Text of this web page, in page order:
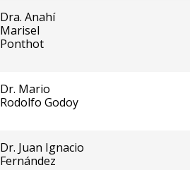
Dra. Anahí
Marisel
Ponthot
Dr. Mario
Rodolfo Godoy
Dr. Juan Ignacio
Fernández